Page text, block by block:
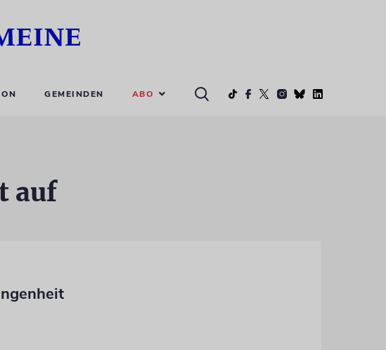
GEMEINDEN ABO
auf